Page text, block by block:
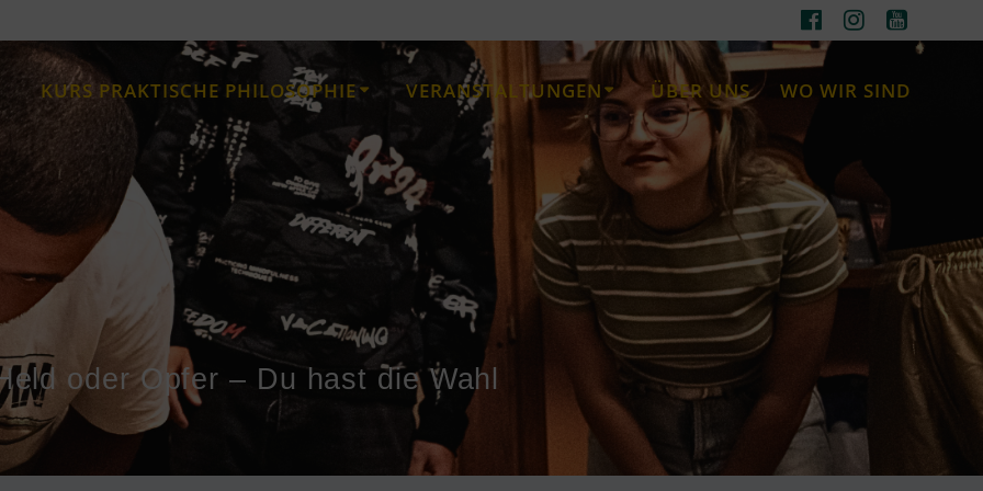
KURS PRAKTISCHE PHILOSOPHIE VERANSTALTUNGEN ÜBER UNS WO WIR SIND
oder Opfer – Du hast die Wahl